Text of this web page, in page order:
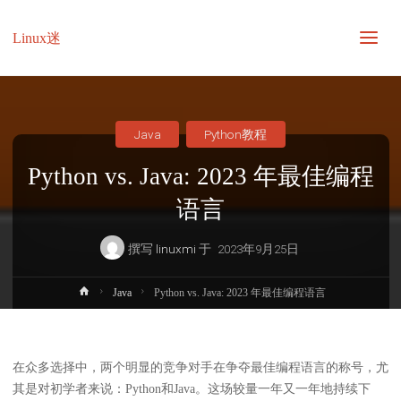
Linux迷
Python vs. Java: 2023 年最佳编程
语言
撰写 linuxmi 于 2023年9月25日
Java Python教程
首
页
Java Python vs. Java: 2023 年最佳编程语言
在众多选择中，两个明显的竞争对手在争夺最佳编程语言的称号，尤
其是对初学者来说：Python和Java。这场较量一年又一年地持续下